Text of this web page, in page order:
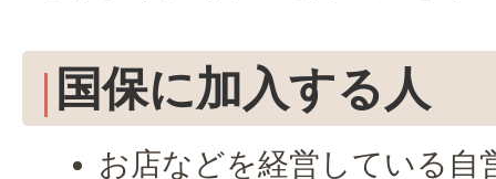
国保に加入する人
お店などを経営している自